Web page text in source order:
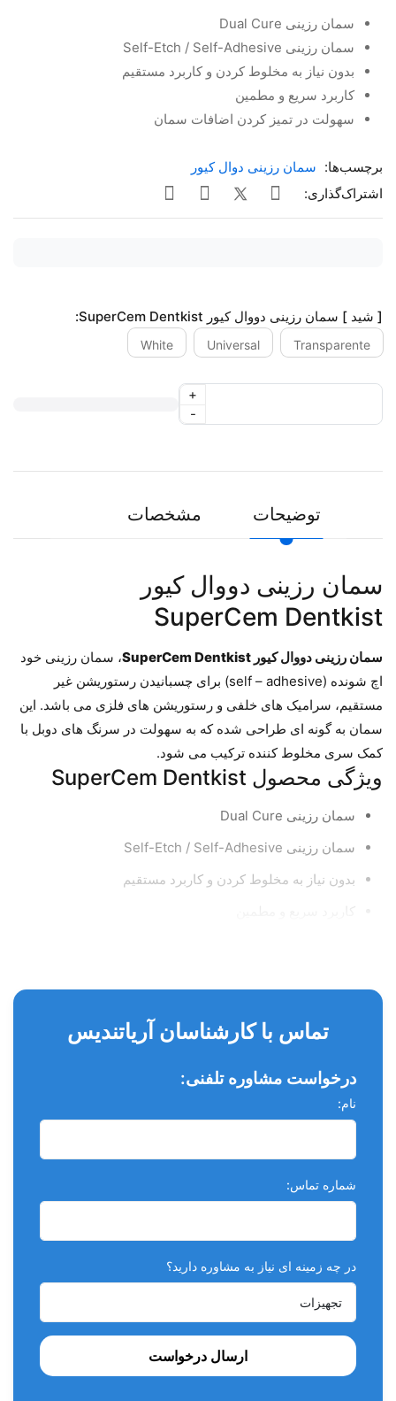
سمان رزینی Dual Cure
سمان رزینی Self-Etch / Self-Adhesive
بدون نیاز به مخلوط کردن و کاربرد مستقیم
کاربرد سریع و مطمین
سهولت در تمیز کردن اضافات سمان
برچسب‌ها: سمان رزینی دوال کیور
اشتراک‌گذاری:
[ شید ] سمان رزینی دووال کیور SuperCem Dentkist:
Transparente
Universal
White
-
+
توضیحات مشخصات
سمان رزینی دووال کیور
SuperCem Dentkist
سمان رزینی دووال کیور SuperCem Dentkist
، سمان رزینی خود
اچ شونده (self – adhesive) برای چسبانیدن رستوریشن غیر
مستقیم، سرامیک های خلفی و رستوریشن های فلزی می باشد. این
سمان به گونه ای طراحی شده که به سهولت در سرنگ های دوبل با
کمک سری مخلوط کننده ترکیب می شود.
ویژگی محصول SuperCem Dentkist
سمان رزینی Dual Cure
سمان رزینی Self-Etch / Self-Adhesive
بدون نیاز به مخلوط کردن و کاربرد مستقیم
تماس با کارشناسان آریاتندیس
درخواست مشاوره تلفنی:
نام:
شماره تماس:
در چه زمینه ای نیاز به مشاوره دارید؟
ارسال درخواست